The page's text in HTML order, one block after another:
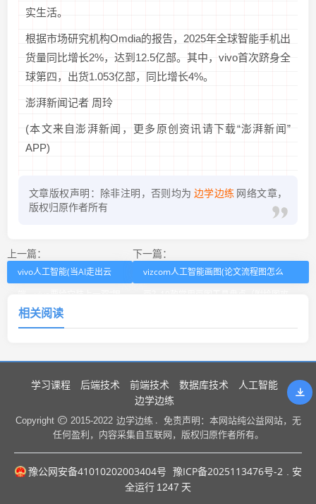
实生活。
根据市场研究机构Omdia的报告，2025年全球智能手机出
货量同比增长2%，达到12.5亿部。其中，vivo首次跻身全
球第四，出货1.053亿部，同比增长4%。
澎湃新闻记者 周玲
(本文来自澎湃新闻，更多原创资讯请下载“澎湃新闻”
APP)
文章版权声明：除非注明，否则均为 边学边练 网络文章，
版权归原作者所有
上一篇：
vivo人工智能(当AI走出云
睛”)
下一篇：
vizcom人工智能画图(论文流程图怎么
相关阅读
学习课程 后端技术 前端技术 数据库技术
人工智能
边学边练
Copyright 2015-2022 边学边练 .
免责声明：本网站纯公益网站，无
任何盈利，内容采集自互联网，版权归原作者所有。
豫公网安备41010202003404号 豫ICP备2025113476号-2
. 安
全运行 1247 天